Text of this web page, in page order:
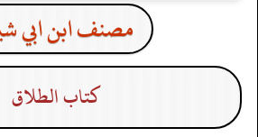
مصنف ابن ابي
كتاب الطلاق